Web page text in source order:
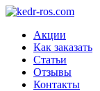
Акции
Как заказать
Статьи
Отзывы
Контакты